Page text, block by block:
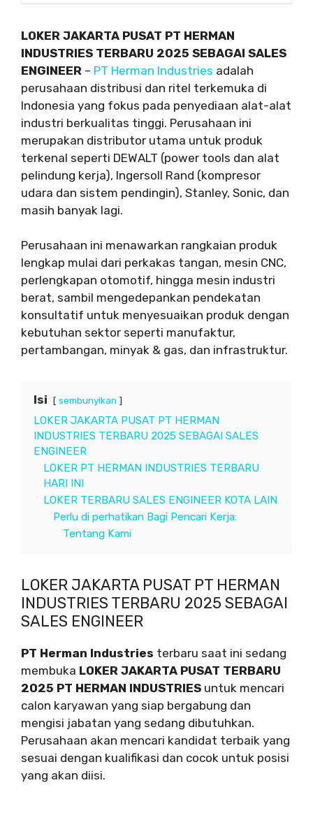
LOKER JAKARTA PUSAT PT HERMAN
INDUSTRIES TERBARU 2025 SEBAGAI SALES
ENGINEER – PT Herman Industries adalah
perusahaan distribusi dan ritel terkemuka di
Indonesia yang fokus pada penyediaan alat-alat
industri berkualitas tinggi. Perusahaan ini
merupakan distributor utama untuk produk
terkenal seperti DEWALT (power tools dan alat
pelindung kerja), Ingersoll Rand (kompresor
udara dan sistem pendingin), Stanley, Sonic, dan
masih banyak lagi.
Perusahaan ini menawarkan rangkaian produk
lengkap mulai dari perkakas tangan, mesin CNC,
perlengkapan otomotif, hingga mesin industri
berat, sambil mengedepankan pendekatan
konsultatif untuk menyesuaikan produk dengan
kebutuhan sektor seperti manufaktur,
pertambangan, minyak & gas, dan infrastruktur.
Isi sembunyikan
LOKER JAKARTA PUSAT PT HERMAN
INDUSTRIES TERBARU 2025 SEBAGAI SALES
ENGINEER
LOKER PT HERMAN INDUSTRIES TERBARU
HARI INI
LOKER TERBARU SALES ENGINEER KOTA LAIN
Perlu di perhatikan Bagi Pencari Kerja:
Tentang Kami
LOKER JAKARTA PUSAT PT HERMAN
INDUSTRIES TERBARU 2025 SEBAGAI
SALES ENGINEER
PT Herman Industries terbaru saat ini sedang
membuka LOKER JAKARTA PUSAT TERBARU
2025 PT HERMAN INDUSTRIES untuk mencari
calon karyawan yang siap bergabung dan
mengisi jabatan yang sedang dibutuhkan.
Perusahaan akan mencari kandidat terbaik yang
sesuai dengan kualifikasi dan cocok untuk posisi
yang akan diisi.